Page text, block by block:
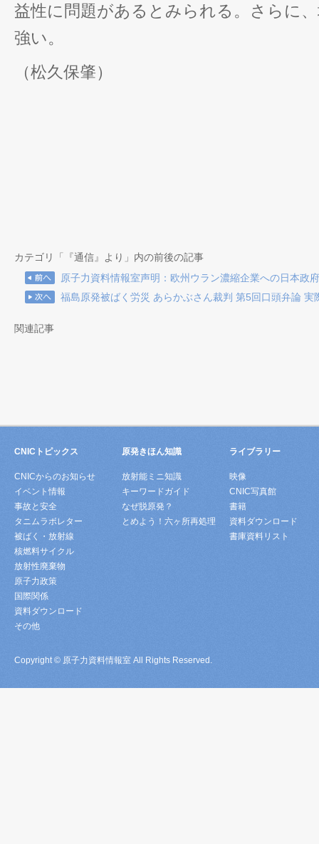
益性に問題があるとみられる。さらに
強い。
（松久保肇）
カテゴリ「『通信』より」内の前後の記事
原子力資料情報室声明：欧州ウラン濃縮企業への日本政
福島原発被ばく労災 あらかぶさん裁判 第5回口頭弁論
関連記事
CNICトピックス
CNICからのお知らせ
イベント情報
事故と安全
タニムラボレター
被ばく・放射線
核燃料サイクル
放射性廃棄物
原子力政策
国際関係
資料ダウンロード
その他
原発きほん知識
放射能ミニ知識
キーワードガイド
なぜ脱原発？
とめよう！六ヶ所再処理
ライブラリー
映像
CNIC写真館
書籍
資料ダウンロード
書庫資料リスト
Copyright © 原子力資料情報室 All Rights Reserved.